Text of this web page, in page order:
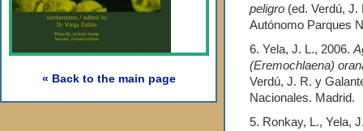
« Back to the main page
peligro (ed. Verdú,
Autónomo Parques
6. Yela, J. L., 2006.
(Eremochlaena)
Verdú, J. R. y
Nacionales.
5. Ronkay, L., Yela,